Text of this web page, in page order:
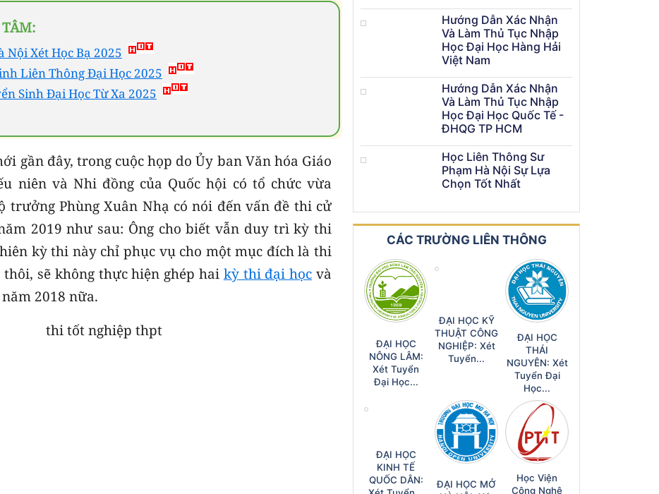
Nội Xét Học Bạ 2025
Liên Thông Đại Học 2025
Sinh Đại Học Từ Xa 2025
gần đây, trong cuộc họp do Ủy ban Văn hóa Giáo
niên và Nhi đồng của Quốc hội có tổ chức vừa
trưởng Phùng Xuân Nhạ có nói đến vấn đề thi cử
2019 như sau: Ông cho biết vẫn duy trì kỳ thi
kỳ thi này chỉ phục vụ cho một mục đích là thi
sẽ không thực hiện ghép hai kỳ thi đại học và
2018 nữa.
Hướng Dẫn Xác Nhận
Và Làm Thủ Tục Nhập
Học Đại Học Hàng Hải
Việt Nam
Hướng Dẫn Xác Nhận
Và Làm Thủ Tục Nhập
Học Đại Học Quốc Tế -
ĐHQG TP HCM
Học Liên Thông Sư
Phạm Hà Nội Sự Lựa
Chọn Tốt Nhất
CÁC TRƯỜNG LIÊN THÔNG
ĐẠI HỌC
NÔNG LÂM:
Xét Tuyển
Đại Học...
ĐẠI HỌC KỸ
THUẬT CÔNG
NGHIỆP: Xét
Tuyển...
ĐẠI HỌC
THÁI
NGUYÊN: Xét
Tuyển Đại
Học...
ĐẠI HỌC
KINH TẾ
QUỐC DÂN:
ĐẠI HỌC MỞ
Học Viện
Công Nghệ